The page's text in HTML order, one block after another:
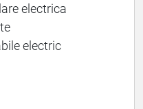
electrica
electric